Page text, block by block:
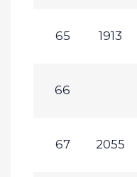
65 1913
66
67 2055